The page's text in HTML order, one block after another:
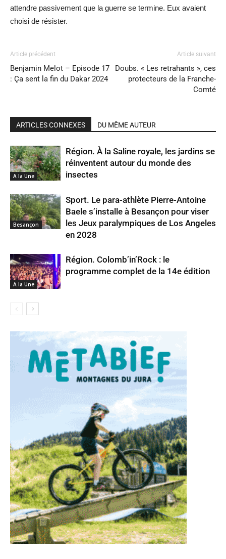
attendre passivement que la guerre se termine. Eux avaient
choisi de résister.
Article précédent
Benjamin Melot – Episode 17
: Ça sent la fin du Dakar 2024
Article suivant
Doubs. « Les retrahants », ces
protecteurs de la Franche-
Comté
ARTICLES CONNEXES DU MÊME AUTEUR
A la Une
Région. À la Saline royale, les jardins se
réinventent autour du monde des
insectes
Besançon
Sport. Le para-athlète Pierre-Antoine
Baele s’installe à Besançon pour viser
les Jeux paralympiques de Los Angeles
en 2028
A la Une
Région. Colomb’in’Rock : le
programme complet de la 14e édition